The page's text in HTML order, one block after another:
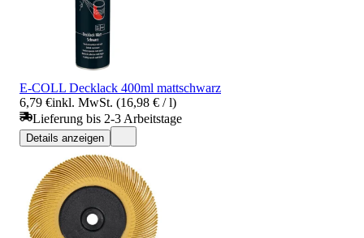
E-COLL Decklack 400ml mattschwarz
6,79 €inkl. MwSt. (16,98 € / l)
Lieferung bis 2-3 Arbeitstage
Details anzeigen